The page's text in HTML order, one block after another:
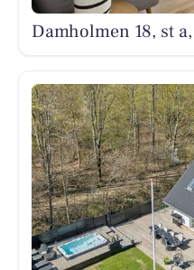
Damholmen 18, st